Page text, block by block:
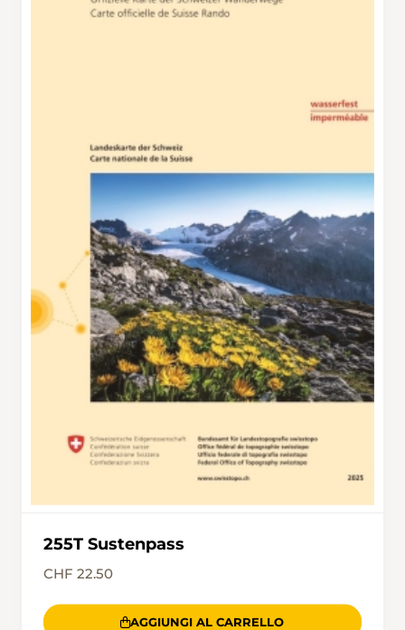
riprendere lo stesso cammino per tornare
anche uno svantaggio: è situato all’ombra di
alte montagne e, quindi, è sicuramente ben
innevato. In pieno inverno non è praticamente
mai esposto al sole; solamente a partire da
metà gennaio i primi raggi fanno capolino a
Pesciüm un attimo prima di mezzogiorno per
poi scomparire poco dopo dietro il Pizzo di
Mezzodì e il Poncione di Vespero. La parte
principale del tracciato rimane all’ombra
ancora per diverse settimane. Da metà
febbraio però il sole splende anche lì.
255T Sustenpass
CHF 22.50
AGGIUNGI AL CARRELLO